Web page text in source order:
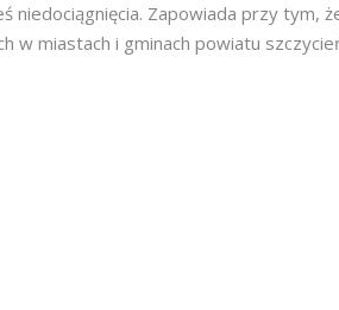
niedociągnięcia. Zapowiada przy tym,
w miastach i gminach powiatu